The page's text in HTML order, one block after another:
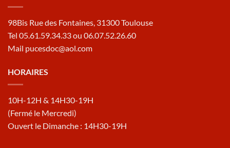
98Bis Rue des Fontaines, 31300 Toulouse
Tel 05.61.59.34.33 ou 06.07.52.26.60
Mail pucesdoc@aol.com
HORAIRES
10H-12H & 14H30-19H
(Fermé le Mercredi)
Ouvert le Dimanche : 14H30-19H